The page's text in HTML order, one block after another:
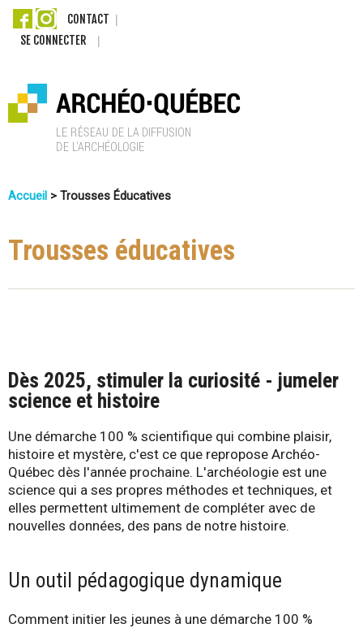
Aller
principal
CONTACT
SE CONNECTER
r
c
h
-
Q
u
é
b
e
Êtes
Ici
Accueil > Trousses Éducatives
Trousses éducatives
Dès 2025, stimuler la curiosité - jumeler
science et histoire
Une démarche 100 % scientifique qui combine plaisir,
histoire et mystère, c'est ce que repropose Archéo-
Québec dès l'année prochaine. L'archéologie est une
science qui a ses propres méthodes et techniques, et
elles permettent ultimement de compléter avec de
nouvelles données, des pans de notre histoire.
Un outil pédagogique dynamique
Comment initier les jeunes à une démarche 100 %